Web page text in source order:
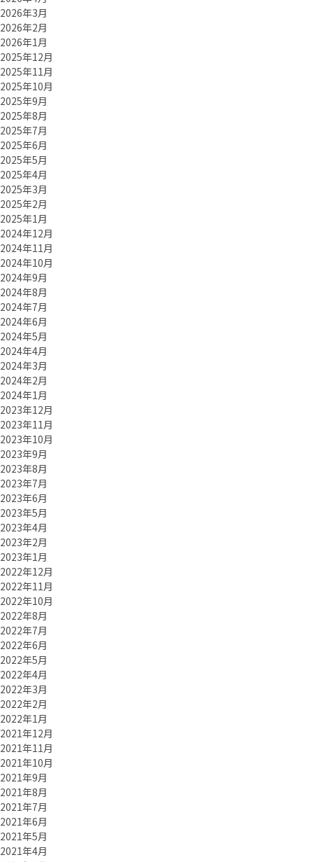
2026年3月
2026年2月
2026年1月
2025年12月
2025年11月
2025年10月
2025年9月
2025年8月
2025年7月
2025年6月
2025年5月
2025年4月
2025年3月
2025年2月
2025年1月
2024年12月
2024年11月
2024年10月
2024年9月
2024年8月
2024年7月
2024年6月
2024年5月
2024年4月
2024年3月
2024年2月
2024年1月
2023年12月
2023年11月
2023年10月
2023年9月
2023年8月
2023年7月
2023年6月
2023年5月
2023年4月
2023年2月
2023年1月
2022年12月
2022年11月
2022年10月
2022年8月
2022年7月
2022年6月
2022年5月
2022年4月
2022年3月
2022年2月
2022年1月
2021年12月
2021年11月
2021年10月
2021年9月
2021年8月
2021年7月
2021年6月
2021年5月
2021年4月